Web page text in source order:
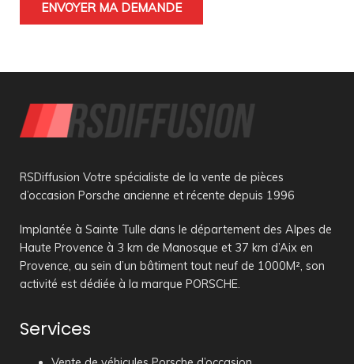
RSDiffusion Votre spécialiste de la vente de pièces
d’occasion Porsche ancienne et récente depuis 1996
Implantée à Sainte Tulle dans le département des Alpes de
Haute Provence à 3 km de Manosque et 37 km d’Aix en
Provence, au sein d’un bâtiment tout neuf de 1000M², son
activité est dédiée à la marque PORSCHE.
Services